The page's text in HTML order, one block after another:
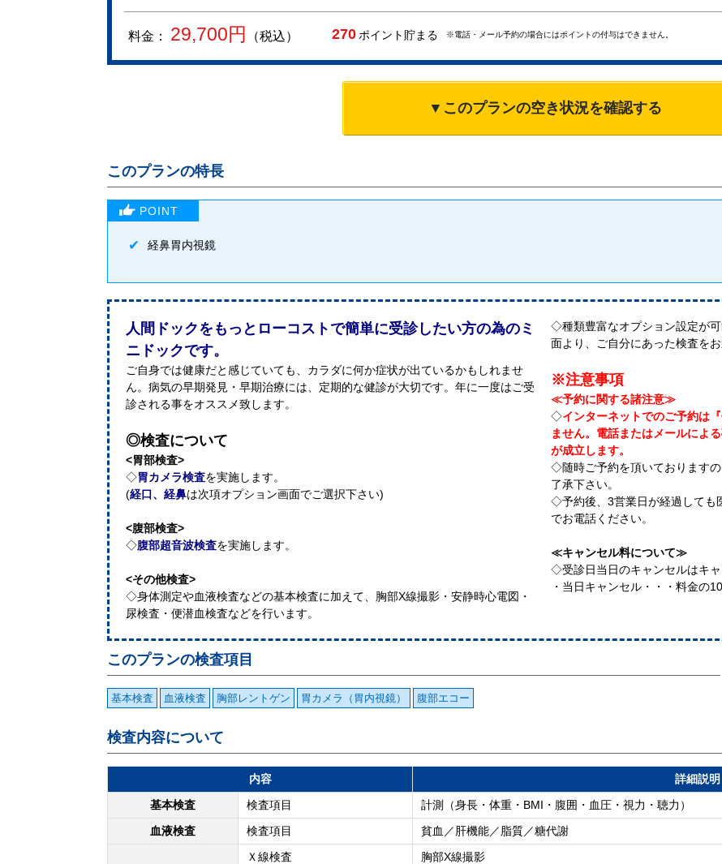
料金： 29,700円 （税込） 270 ポイント貯まる ※電話・メール予約の場合にはポイントの付与はできません。
▼このプランの空き状況を確認する
このプランの特長
経鼻胃内視鏡
人間ドックをもっとローコストで簡単に受診したい方の為のミ
ニドックです。
ご自身では健康だと感じていても、カラダに何か症状が出ているかもしれませ
ん。病気の早期発見・早期治療には、定期的な健診が大切です。年に一度はご受
診される事をオススメ致します。
◎検査について
<胃部検査>
◇胃カメラ検査を実施します。
(経口、経鼻は次項オプション画面でご選択下さい)
<腹部検査>
◇腹部超音波検査を実施します。
<その他検査>
◇身体測定や血液検査などの基本検査に加えて、胸部X線撮影・安静時心電図・
尿検査・便潜血検査などを行います。
◇種類豊富なオプション設定が
面より、ご自分にあった検査を
※注意事項
≪予約に関する諸注意≫
◇インターネットでのご予約は
ません。電話またはメールによ
が成立します。
◇随時ご予約を頂いております
了承下さい。
◇予約後、3営業日が経過しても
でお電話ください。
≪キャンセル料について≫
◇受診日当日のキャンセルはキ
・当日キャンセル・・・料金の
このプランの検査項目
基本検査 血液検査 胸部レントゲン 胃カメラ（胃内視鏡） 腹部エコー
検査内容について
内容
詳細説明
基本検査
検査項目
計測（身長・体重・BMI・腹囲・血圧・視力・聴力）
血液検査
検査項目 貧血／肝機能／脂質／糖代謝
Ｘ線検査
胸部X線撮影